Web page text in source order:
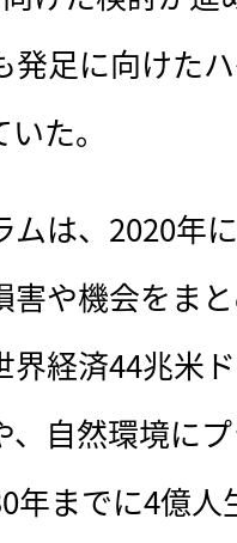
発足に向けた
た。
は、2020年
害や機会をま
界経済44兆米
、自然環境に
年までに4億